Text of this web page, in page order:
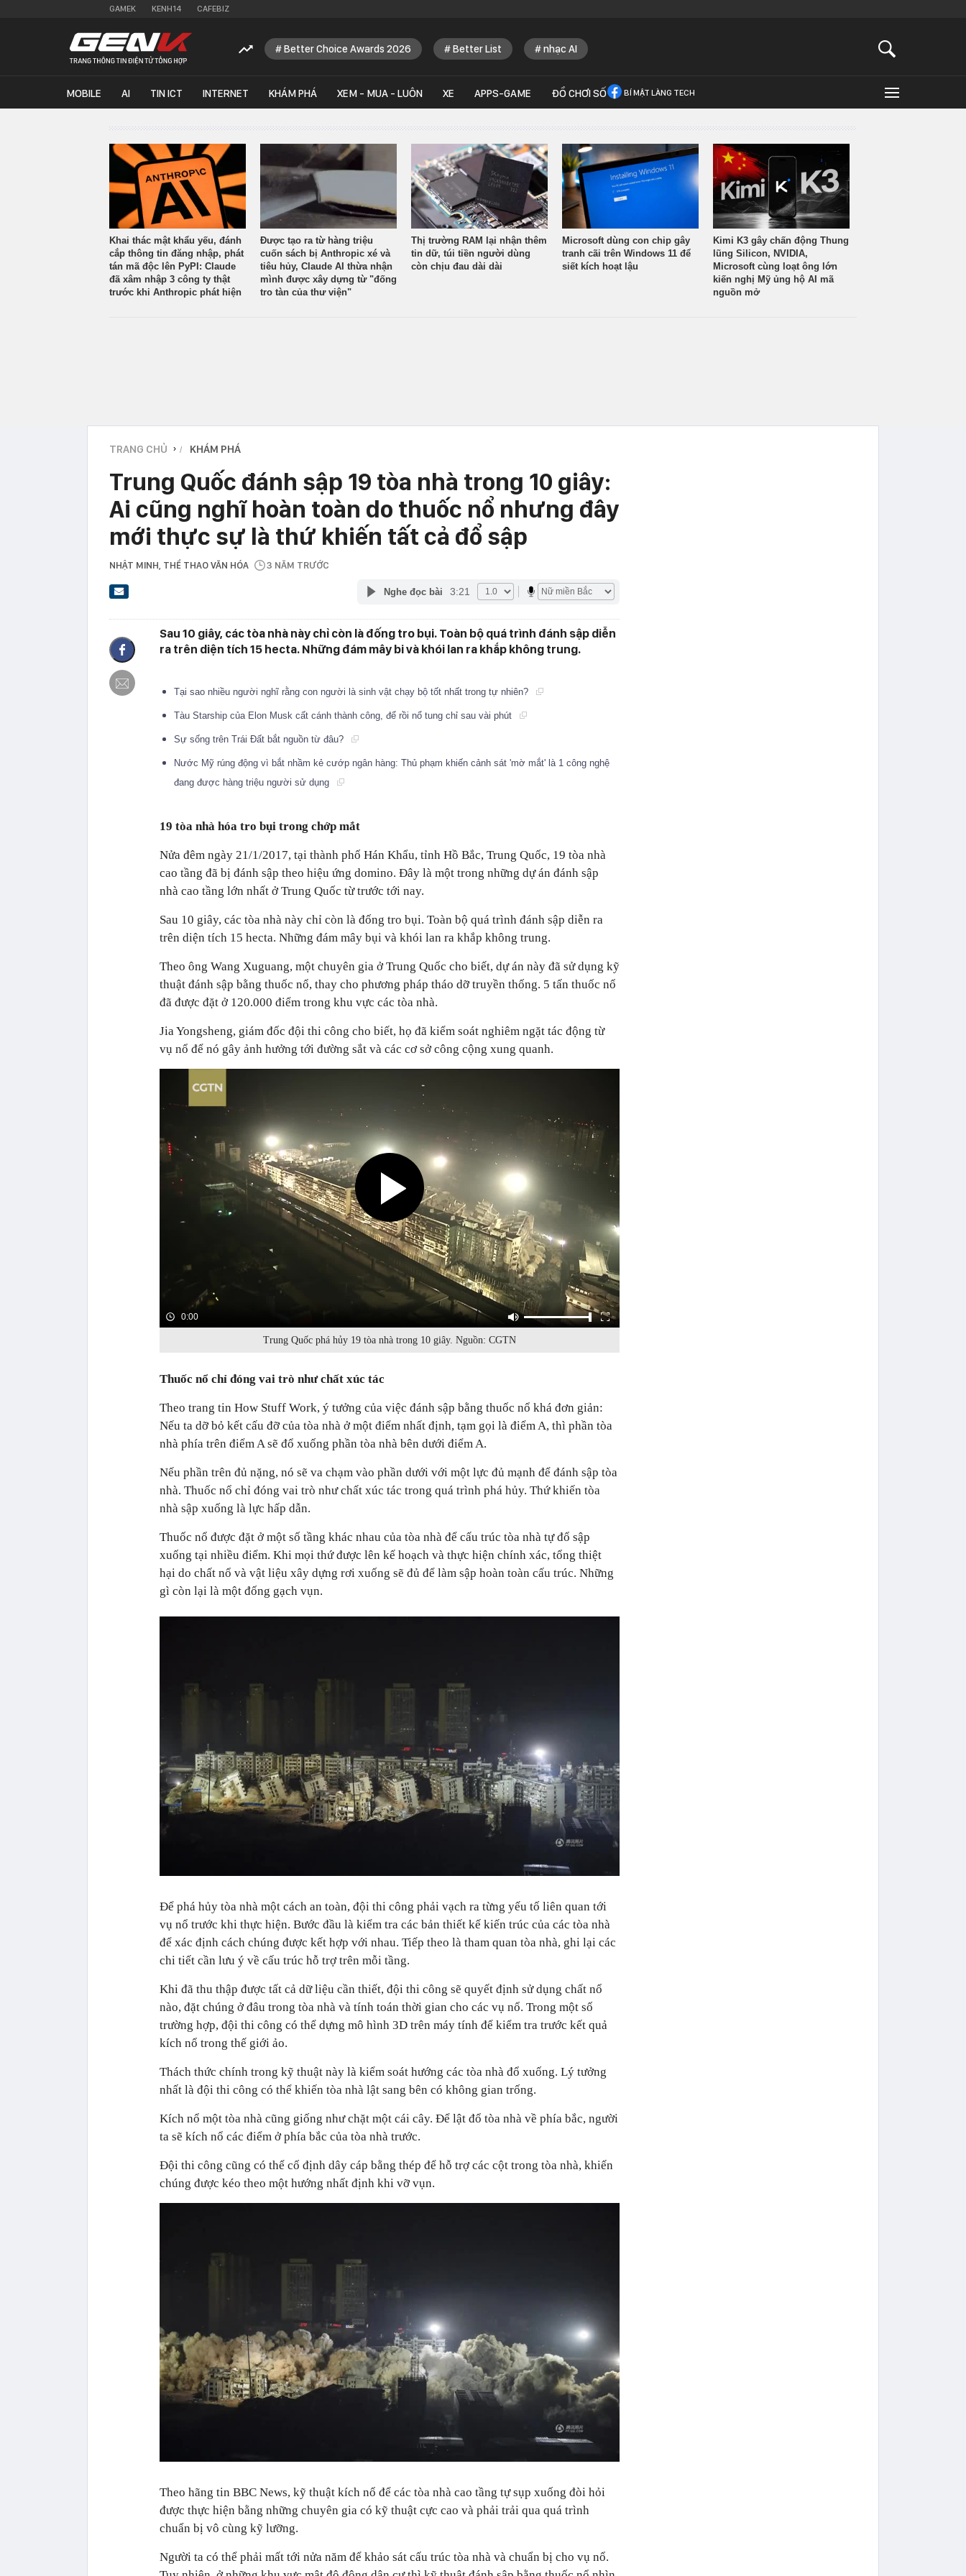
GAMEK KENH14 CAFEBIZ
Better Choice Awards 2026 Better List nhạc AI
MOBILE AI TIN ICT INTERNET KHÁM PHÁ XEM - MUA - LUÔN XE APPS-GAME ĐỒ CHƠI SỐ BÍ MẬT LÀNG TECH
Khai thác mật khẩu yếu, đánh
cắp thông tin đăng nhập, phát
tán mã độc lên PyPI: Claude
đã xâm nhập 3 công ty thật
trước khi Anthropic phát hiện
Được tạo ra từ hàng triệu
cuốn sách bị Anthropic xé và
tiêu hủy, Claude AI thừa nhận
mình được xây dựng từ "đống
tro tàn của thư viện"
Thị trường RAM lại nhận thêm
tin dữ, túi tiền người dùng
còn chịu đau dài dài
Microsoft dùng con chip gây
tranh cãi trên Windows 11 để
siết kích hoạt lậu
Kimi K3 gây chấn động Thung
lũng Silicon, NVIDIA,
Microsoft cùng loạt ông lớn
kiến nghị Mỹ ủng hộ AI mã
nguồn mở
TRANG CHỦ › KHÁM PHÁ
Trung Quốc đánh sập 19 tòa nhà trong 10 giây:
Ai cũng nghĩ hoàn toàn do thuốc nổ nhưng đây
mới thực sự là thứ khiến tất cả đổ sập
NHẬT MINH , THỂ THAO VĂN HÓA 3 NĂM TRƯỚC
Nghe đọc bài 3:21
Sau 10 giây, các tòa nhà này chỉ còn là đống tro bụi. Toàn bộ quá trình đánh sập diễn
ra trên diện tích 15 hecta. Những đám mây bi và khói lan ra khắp không trung.
Tại sao nhiều người nghĩ rằng con người là sinh vật chạy bộ tốt nhất trong tự nhiên?
Tàu Starship của Elon Musk cất cánh thành công, để rồi nổ tung chỉ sau vài phút
Sự sống trên Trái Đất bắt nguồn từ đâu?
Nước Mỹ rúng động vì bắt nhầm kẻ cướp ngân hàng: Thủ phạm khiến cảnh sát 'mờ mắt' là 1 công nghệ
đang được hàng triệu người sử dụng
19 tòa nhà hóa tro bụi trong chớp mắt
Nửa đêm ngày 21/1/2017, tại thành phố Hán Khẩu, tỉnh Hồ Bắc, Trung Quốc, 19 tòa nhà
cao tầng đã bị đánh sập theo hiệu ứng domino. Đây là một trong những dự án đánh sập
nhà cao tầng lớn nhất ở Trung Quốc từ trước tới nay.
Sau 10 giây, các tòa nhà này chỉ còn là đống tro bụi. Toàn bộ quá trình đánh sập diễn ra
trên diện tích 15 hecta. Những đám mây bụi và khói lan ra khắp không trung.
Theo ông Wang Xuguang, một chuyên gia ở Trung Quốc cho biết, dự án này đã sử dụng kỹ
thuật đánh sập bằng thuốc nổ, thay cho phương pháp tháo dỡ truyền thống. 5 tấn thuốc nổ
đã được đặt ở 120.000 điểm trong khu vực các tòa nhà.
Jia Yongsheng, giám đốc đội thi công cho biết, họ đã kiểm soát nghiêm ngặt tác động từ
vụ nổ để nó gây ảnh hưởng tới đường sắt và các cơ sở công cộng xung quanh.
0:00
Trung Quốc phá hủy 19 tòa nhà trong 10 giây. Nguồn: CGTN
Thuốc nổ chỉ đóng vai trò như chất xúc tác
Theo trang tin How Stuff Work, ý tưởng của việc đánh sập bằng thuốc nổ khá đơn giản:
Nếu ta dỡ bỏ kết cấu đỡ của tòa nhà ở một điểm nhất định, tạm gọi là điểm A, thì phần tòa
nhà phía trên điểm A sẽ đổ xuống phần tòa nhà bên dưới điểm A.
Nếu phần trên đủ nặng, nó sẽ va chạm vào phần dưới với một lực đủ mạnh để đánh sập tòa
nhà. Thuốc nổ chỉ đóng vai trò như chất xúc tác trong quá trình phá hủy. Thứ khiến tòa
nhà sập xuống là lực hấp dẫn.
Thuốc nổ được đặt ở một số tầng khác nhau của tòa nhà để cấu trúc tòa nhà tự đổ sập
xuống tại nhiều điểm. Khi mọi thứ được lên kế hoạch và thực hiện chính xác, tổng thiệt
hại do chất nổ và vật liệu xây dựng rơi xuống sẽ đủ để làm sập hoàn toàn cấu trúc. Những
gì còn lại là một đống gạch vụn.
Để phá hủy tòa nhà một cách an toàn, đội thi công phải vạch ra từng yếu tố liên quan tới
vụ nổ trước khi thực hiện. Bước đầu là kiểm tra các bản thiết kế kiến trúc của các tòa nhà
để xác định cách chúng được kết hợp với nhau. Tiếp theo là tham quan tòa nhà, ghi lại các
chi tiết cần lưu ý về cấu trúc hỗ trợ trên mỗi tầng.
Khi đã thu thập được tất cả dữ liệu cần thiết, đội thi công sẽ quyết định sử dụng chất nổ
nào, đặt chúng ở đâu trong tòa nhà và tính toán thời gian cho các vụ nổ. Trong một số
trường hợp, đội thi công có thể dựng mô hình 3D trên máy tính để kiểm tra trước kết quả
kích nổ trong thế giới ảo.
Thách thức chính trong kỹ thuật này là kiểm soát hướng các tòa nhà đổ xuống. Lý tưởng
nhất là đội thi công có thể khiến tòa nhà lật sang bên có không gian trống.
Kích nổ một tòa nhà cũng giống như chặt một cái cây. Để lật đổ tòa nhà về phía bắc, người
ta sẽ kích nổ các điểm ở phía bắc của tòa nhà trước.
Đội thi công cũng có thể cố định dây cáp bằng thép để hỗ trợ các cột trong tòa nhà, khiến
chúng được kéo theo một hướng nhất định khi vỡ vụn.
Theo hãng tin BBC News, kỹ thuật kích nổ để các tòa nhà cao tầng tự sụp xuống đòi hỏi
được thực hiện bằng những chuyên gia có kỹ thuật cực cao và phải trải qua quá trình
chuẩn bị vô cùng kỹ lưỡng.
Người ta có thể phải mất tới nửa năm để khảo sát cấu trúc tòa nhà và chuẩn bị cho vụ nổ.